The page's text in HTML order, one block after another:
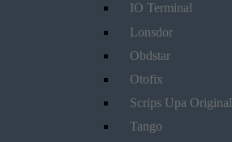
IO Terminal
Lonsdor
Obdstar
Otofix
Scrips Upa Original
Tango